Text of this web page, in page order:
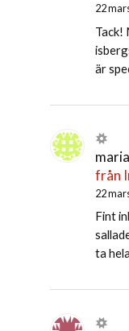
22
Tack!
är
från
22
Fint
ta